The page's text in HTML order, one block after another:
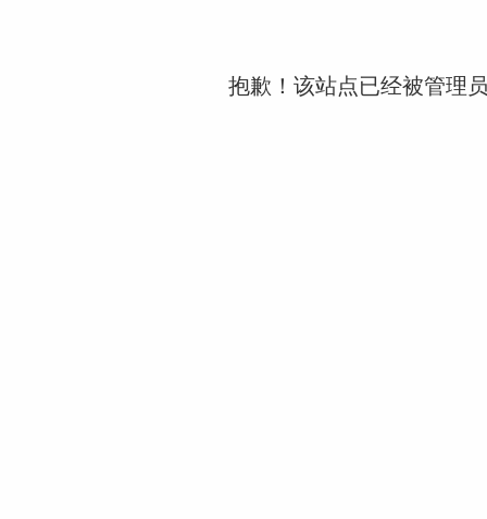
抱歉！该站点已经被管理